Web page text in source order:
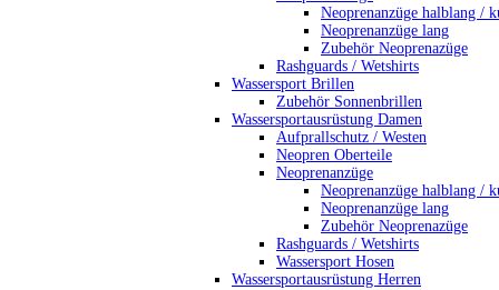
Neoprenanzüge halblang /
Neoprenanzüge lang
Zubehör Neoprenazüge
Rashguards / Wetshirts
Wassersport Brillen
Zubehör Sonnenbrillen
Wassersportausrüstung Damen
Aufprallschutz / Westen
Neopren Oberteile
Neoprenanzüge
Neoprenanzüge halblang /
Neoprenanzüge lang
Zubehör Neoprenazüge
Rashguards / Wetshirts
Wassersport Hosen
Wassersportausrüstung Herren